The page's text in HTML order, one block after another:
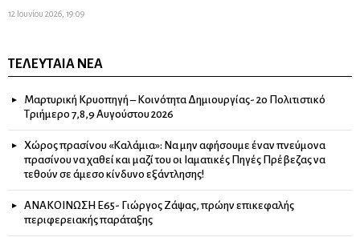
12 Ιουνίου 2026, 19:09
ΤΕΛΕΥΤΑΊΑ ΝΈΑ
Μαρτυρική Κρυοπηγή – Κοινότητα Δημιουργίας- 2ο Πολιτιστικό
Τριήμερο 7,8,9 Αυγούστου 2026
Χώρος πρασίνου «Καλάμια»: Να μην αφήσουμε έναν πνεύμονα
πρασίνου να χαθεί και μαζί του οι Ιαματικές Πηγές Πρέβεζας να
τεθούν σε άμεσο κίνδυνο εξάντλησης!
ΑΝΑΚΟΙΝΩΣΗ Ε65- Γιώργος Ζάψας, πρώην επικεφαλής
περιφερειακής παράταξης